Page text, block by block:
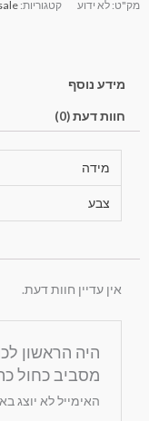
מק"ט:לא ידוע קטגוריות:sale
,
מידע נוסף
חוות דעת (0)
מידה
צבע
אין עדיין חוות דעת.
היה הראשון
מסביב כחול
האימייל לא יוצג